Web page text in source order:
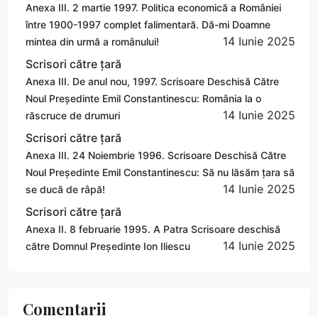
Anexa III. 2 martie 1997. Politica economică a României
între 1900-1997 complet falimentară. Dă-mi Doamne
mintea din urmă a românului!
14 Iunie 2025
Scrisori către țară
Anexa III. De anul nou, 1997. Scrisoare Deschisă Către
Noul Președinte Emil Constantinescu: România la o
răscruce de drumuri
14 Iunie 2025
Scrisori către țară
Anexa III. 24 Noiembrie 1996. Scrisoare Deschisă Către
Noul Președinte Emil Constantinescu: Să nu lăsăm țara să
se ducă de râpă!
14 Iunie 2025
Scrisori către țară
Anexa II. 8 februarie 1995. A Patra Scrisoare deschisă
către Domnul Președinte Ion Iliescu
14 Iunie 2025
Comentarii